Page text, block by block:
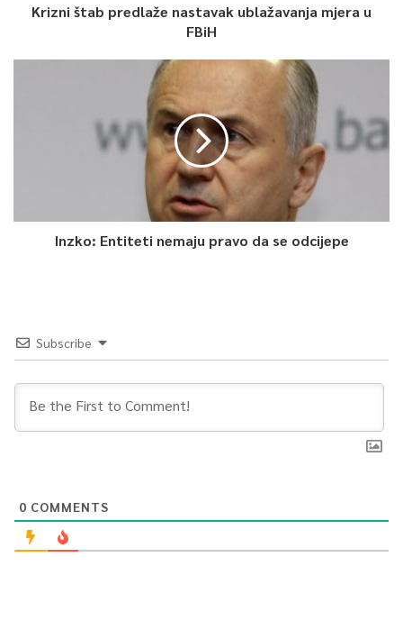
Krizni štab predlaže nastavak ublažavanja mjera u
FBiH
Inzko: Entiteti nemaju pravo da se odcijepe
Subscribe
0 COMMENTS